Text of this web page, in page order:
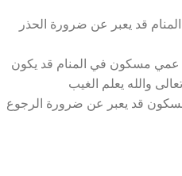
قد يعبر عن ضرورة الحذر
عمي مسكون في المنام قد يكون
والله يعلم الغيب
مسكون قد يعبر عن ضرورة الرجوع